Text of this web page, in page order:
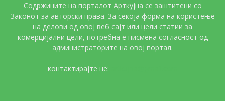
Содржините на порталот Арткујна се заштитени со
Законот за авторски права. За секоја форма на користење
на делови од овој веб сајт или цели статии за
комерцијални цели, потребна е писмена согласност од
администраторите на овој портал.
контактирајте не: